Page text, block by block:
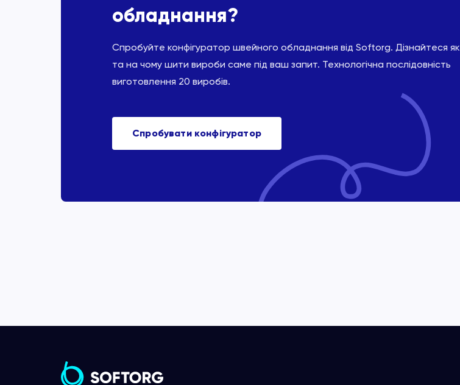
обладнання?
Спробуйте конфігуратор швейного обладнання від Softorg. Дізнайтеся як
та на чому шити вироби саме під ваш запит. Технологічна послідовність
виготовлення 20 виробів.
Спробувати конфігуратор